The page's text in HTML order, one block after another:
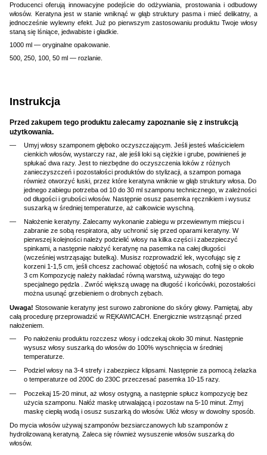
Producenci oferują innowacyjne podejście do odżywiania, prostowania i odbudowy
włosów. Keratyna jest w stanie wniknąć w głąb struktury pasma i mieć delikatny, a
jednocześnie wylewny efekt. Już po pierwszym zastosowaniu produktu Twoje włosy
staną się lśniące, jedwabiste i gładkie.
1000 ml — oryginalne opakowanie.
500, 250, 100, 50 ml — rozlanie.
Instrukcja
Przed zakupem tego produktu zalecamy zapoznanie się z instrukcją
użytkowania.
Umyj włosy szamponem głęboko oczyszczającym. Jeśli jesteś właścicielem
cienkich włosów, wystarczy raz, ale jeśli loki są ciężkie i grube, powinieneś je
spłukać dwa razy. Jest to niezbędne do oczyszczenia loków z różnych
zanieczyszczeń i pozostałości produktów do stylizacji, a szampon pomaga
również otworzyć łuski, przez które keratyna wniknie w głąb struktury włosa. Do
jednego zabiegu potrzeba od 10 do 30 ml szamponu technicznego, w zależności
od długości i grubości włosów. Następnie osusz pasemka ręcznikiem i wysusz
suszarką w średniej temperaturze, aż całkowicie wyschną.
Nałożenie keratyny. Zalecamy wykonanie zabiegu w przewiewnym miejscu i
zabranie ze sobą respiratora, aby uchronić się przed oparami keratyny. W
pierwszej kolejności należy podzielić włosy na kilka części i zabezpieczyć
spinkami, a następnie nałożyć keratynę na pasemka na całej długości
(wcześniej wstrząsając butelką). Musisz rozprowadzić lek, wycofując się z
korzeni 1-1,5 cm, jeśli chcesz zachować objętość na włosach, cofnij się o około
3 cm Kompozycję należy nakładać równą warstwą, używając do tego
specjalnego pędzla . Zwróć większą uwagę na długość i końcówki, pozostałości
można usunąć grzebieniem o drobnych zębach.
Uwaga! Stosowanie keratyny jest surowo zabronione do skóry głowy. Pamiętaj, aby
całą procedurę przeprowadzić w RĘKAWICACH. Energicznie wstrząsnąć przed
nałożeniem.
Po nałożeniu produktu rozczesz włosy i odczekaj około 30 minut. Następnie
wysusz włosy suszarką do włosów do 100% wyschnięcia w średniej
temperaturze.
Podziel włosy na 3-4 strefy i zabezpiecz klipsami. Następnie za pomocą żelazka
o temperaturze od 200C do 230C przeczesać pasemka 10-15 razy.
Poczekaj 15-20 minut, aż włosy ostygną, a następnie spłucz kompozycję bez
użycia szamponu. Nałóż maskę utrwalającą i pozostaw na 5-10 minut. Zmyj
maskę ciepłą wodą i osusz suszarką do włosów. Ułóż włosy w dowolny sposób.
Do mycia włosów używaj szamponów bezsiarczanowych lub szamponów z
hydrolizowaną keratyną. Zaleca się również wysuszenie włosów suszarką do
włosów.